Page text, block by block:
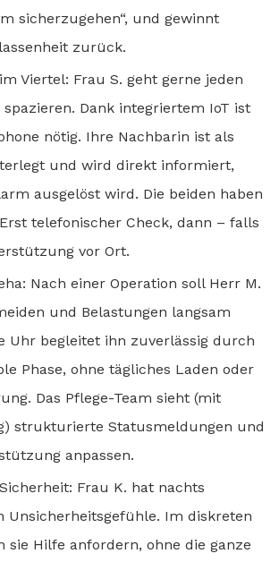
sicherzugehen“, und gewinnt
zurück.
Viertel: Frau S. geht gerne jeden
Dank integriertem IoT ist
nötig. Ihre Nachbarin ist als
und wird direkt informiert,
ausgelöst wird. Die beiden haben
telefonischer Check, dann – falls
vor Ort.
Nach einer Operation soll Herr M.
und Belastungen langsam
Uhr begleitet ihn zuverlässig durch
Phase, ohne tägliches Laden oder
Das Pflege-Team sieht (mit
strukturierte Statusmeldungen und
anpassen.
Frau K. hat nachts
Unsicherheitsgefühle. Im diskreten
sie Hilfe anfordern, ohne die ganze